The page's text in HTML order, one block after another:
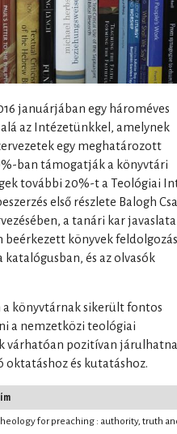
januárjában egy hároméves
az Intézetünkkel, amelynek
egy meghatározott
ban támogatják a könyvtári
további 20%-t a Teológiai
első részlete Balogh
a tanári kar
könyvek
és az olvasók
a könyvtárnak sikerült fontos
a nemzetközi teológiai
várhatóan pozitívan
és kutatáshoz.
for preaching : authority, truth